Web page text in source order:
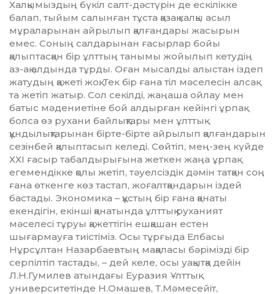
Халқымыздың бүкіл салт-дәстүрін де ескілікке
балап, тыйым салынған тұста қазақ халқы асыл
мұраларынан айрылып қалғандары жасырын
емес. Соның салдарынан ғасырлар бойы
қалыптасқан бір ұлттың танымы жойылып кетудің
аз-ақ алдында тұрды. Оған мысалды алыстан іздеп
жатудың қажеті жоқ. Тек бір ғана тіл мәселесін алсақ
та жетіп жатыр. Сол секілді, жаңа­ша ойлау мен
батыс мәдениетіне бой алдырған кейінгі ұрпақ
болса өз рухани байлықтары мен ұлттық
құндылықтары­нан бірте-бірте айрылып қалғандарын
сезінбей қалыптасып келеді. Сөйтіп, мең-зең күйде
ХХІ ғасыр табалдырығына жеткен жаңа ұрпақ
егемендікке қолы жетіп, тәуелсіздік дәмін татқан соң
ғана өткенге көз тастап, жоғалтқандарын іздей
бастады. Экономика – құстың бір ғана қанаты
екендігін, екінші қанатында ұлттық руханият
мәселесі тұруы қажет­тігін ешқашан естен
шығармауға тиістіміз. Осы тұрғыда Елбасы
Нұрсұлтан Назарбаевтың мақаласы бәрімізді бір
серпілтіп тастады, – дей келе, осы уақыт­қа дейін
Л.Н.Гумилев атындағы Еуразия Ұлттық
университетінде Н.Ома­шев, Т.Мәмесейіт,